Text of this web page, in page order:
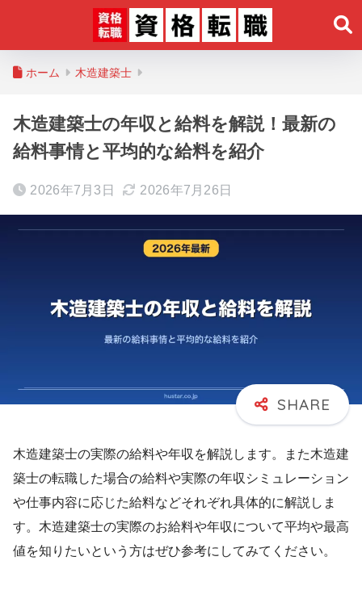
ホーム 木造建築士
木造建築士の年収と給料を解説！最新の
給料事情と平均的な給料を紹介
2026年7月3日 2026年7月26日
木造建築士の実際の給料や年収を解説します。また木造建
築士の転職した場合の給料や実際の年収シミュレーション
や仕事内容に応じた給料などそれぞれ具体的に解説しま
す。木造建築士の実際のお給料や年収について平均や最高
値を知りたいという方はぜひ参考にしてみてください。